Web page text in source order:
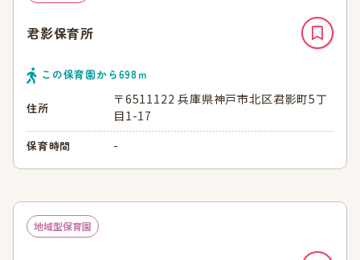
君影保育所
この保育園から698ｍ
住所
〒6511122 兵庫県神戸市北区君影町5丁
目1-17
保育時間 -
地域型保育園